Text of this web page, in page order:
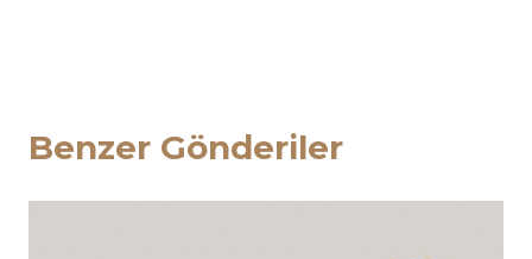
Benzer Gönderiler